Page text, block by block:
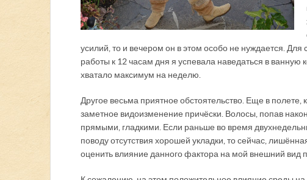
усилий, то и вечером он в этом особо не нуждается.
работы к 12 часам дня я успевала наведаться в
хватало максимум на неделю.
Другое весьма приятное обстоятельство. Еще в
заметное видоизменение причёски. Волосы, попав
прямыми, гладкими. Если раньше во время
поводу отсутствия хорошей укладки, то сейчас,
оценить влияние данного фактора на мой внешний вид